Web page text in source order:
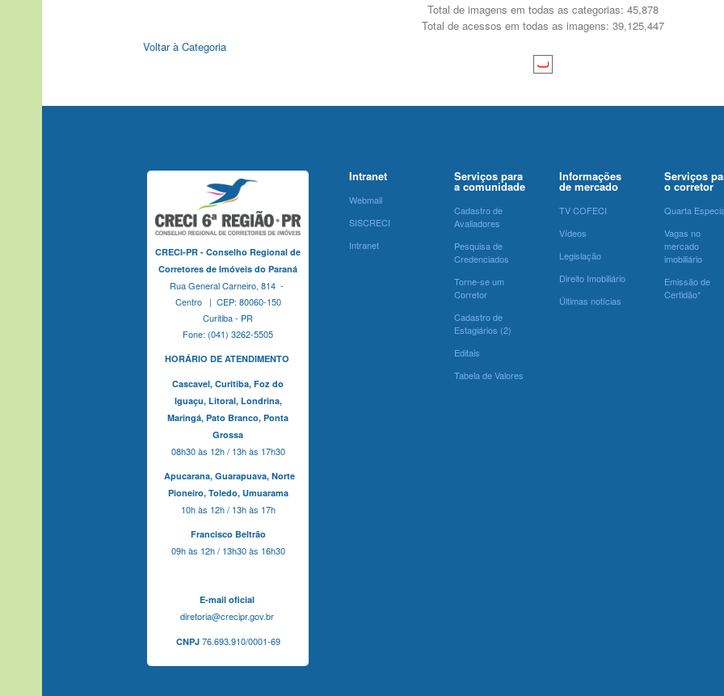
Total de imagens em todas as categorias: 45,878
Total de acessos em todas as imagens: 39,125,447
Voltar à Categoria
CRECI-PR - Conselho Regional de
Corretores de Imóveis do Paraná
Rua General Carneiro, 814 -
Centro | CEP: 80060-150
Curitiba - PR
Fone: (041) 3262-5505
HORÁRIO DE ATENDIMENTO
Cascavel, Curitiba, Foz do
Iguaçu, Litoral, Londrina,
Maringá, Pato Branco, Ponta
Grossa
08h30 às 12h / 13h às 17h30
Apucarana, Guarapuava, Norte
Pioneiro, Toledo, Umuarama
10h às 12h / 13h às 17h
Francisco Beltrão
09h às 12h / 13h30 às 16h30
E-mail oficial
diretoria@crecipr.gov.br
CNPJ76.693.910/0001-69
Intranet
Webmail
SISCRECI
Intranet
Serviços para
a comunidade
Cadastro de
Avaliadores
Pesquisa de
Credenciados
Torne-se um
Corretor
Cadastro de
Estagiários (2)
Editais
Tabela de Valores
Informações
de mercado
TV COFECI
Vídeos
Legislação
Direito Imobiliário
Últimas notícias
Serviços
o corretor
Quarta
Vagas no
mercado
imobiliário
Emissão de
Certidão*